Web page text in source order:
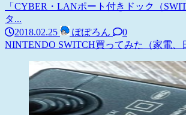
「CYBER・LANポート付きドック（
タ...
2018.02.25
ぽぽろん
0
NINTENDO SWITCH買ってみた（家電、